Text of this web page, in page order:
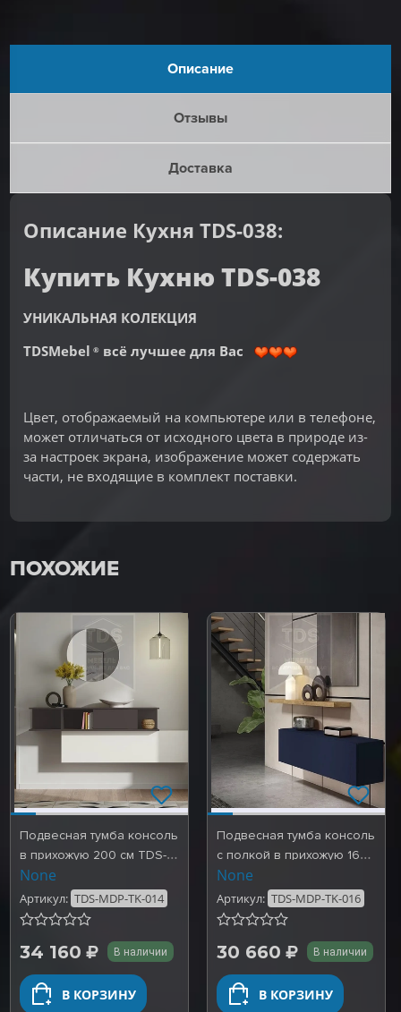
Описание
Отзывы
Доставка
Описание Кухня TDS-038:
Купить Кухню TDS-038
УНИКАЛЬНАЯ КОЛЕКЦИЯ
TDSMebel ® всё лучшее для Вас
Цвет, отображаемый на компьютере или в телефоне,
может отличаться от исходного цвета в природе из-
за настроек экрана, изображение может содержать
части, не входящие в комплект поставки.
ПОХОЖИЕ
Подвесная тумба консоль
в прихожую 200 см TDS-
MDP-TK-014
None
Артикул: TDS-MDP-TK-014
34 160 В наличии
В КОРЗИНУ
Подвесная тумба консоль
с полкой в прихожую 160
см TDS-MDP-TK-016
None
Артикул: TDS-MDP-TK-016
30 660 В наличии
В КОРЗИНУ